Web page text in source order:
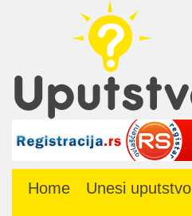
Home Unesi uputstvo